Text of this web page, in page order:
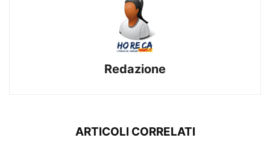
Redazione
ARTICOLI CORRELATI